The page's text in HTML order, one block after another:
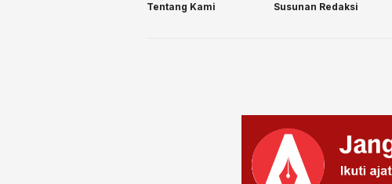
Tentang Kami Susunan Redaksi